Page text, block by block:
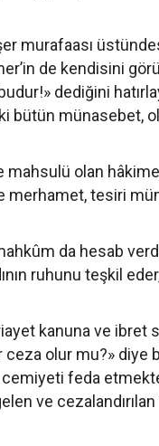
murafaası
de kendisini
dediğini
bütün münasebet,
olan
merhamet, tesiri
da hesab
ruhunu teşkil
kanuna ve ibret
ceza olur mu?»
feda
ve